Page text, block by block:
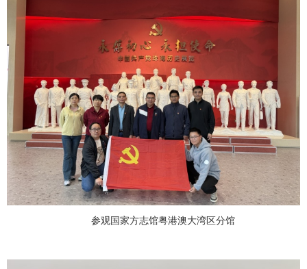
参观国家方志馆粤港澳大湾区分馆